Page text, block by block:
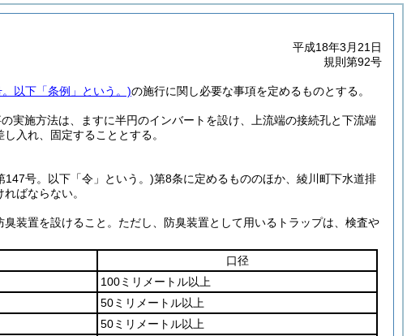
平成18年3月21日
規則第92号
以下「条例」という。)の施行に関し必要な事項を定めるものとする。
実施方法は、ますに半円のインバートを設け、上流端の接続孔と下流端
入れ、固定することとする。
147号。以下「令」という。)第8条に定めるもののほか、綾川町下水道排
ばならない。
装置を設けること。ただし、防臭装置として用いるトラップは、検査や
口径
100ミリメートル以上
50ミリメートル以上
50ミリメートル以上